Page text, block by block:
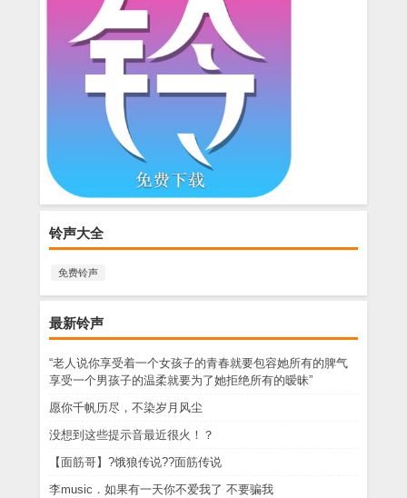
铃声大全
免费铃声
最新铃声
“老人说你享受着一个女孩子的青春就要包容她所有的脾气
享受一个男孩子的温柔就要为了她拒绝所有的暧昧”
愿你千帆历尽，不染岁月风尘
没想到这些提示音最近很火！？
【面筋哥】?饿狼传说??面筋传说
李music．如果有一天你不爱我了 不要骗我